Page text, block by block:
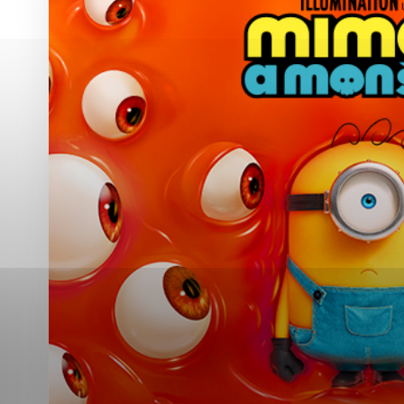
Karanténna stanica Malacky
Sčítanie obyvateľov, domov a bytov
2021
Separovaný zber v meste
Technické súbory
tým, že umožňujú
stránky. Bez týchto
Analytické cookies
Analytické cookies
aby mohol stránky
možné ich spojiť s